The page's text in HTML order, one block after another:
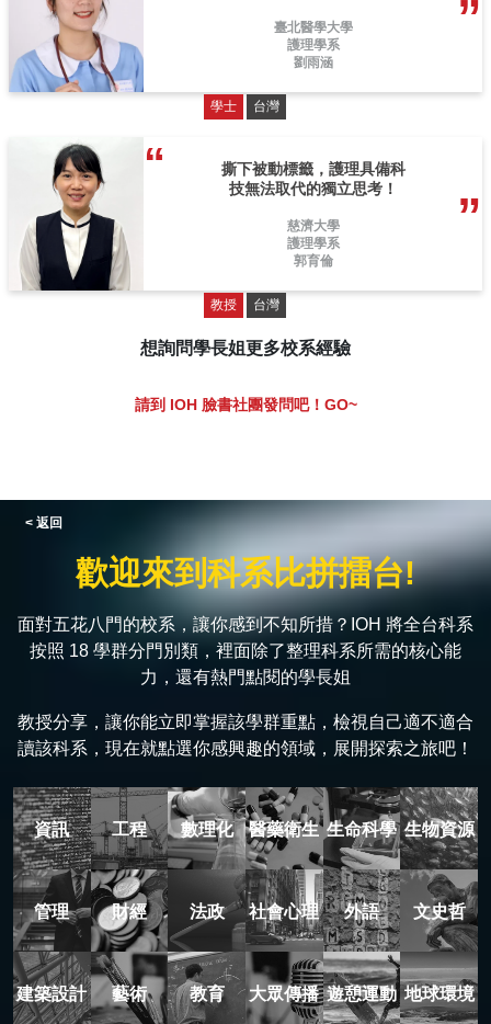
臺北醫學大學
護理學系
劉雨涵
學士 台灣
撕下被動標籤，護理具備科
技無法取代的獨立思考！
慈濟大學
護理學系
郭育倫
教授 台灣
想詢問學長姐更多校系經驗
請到 IOH 臉書社團發問吧！GO~
< 返回
歡迎來到科系比拼擂台!
面對五花八門的校系，讓你感到不知所措？IOH 將全台科系
按照 18 學群分門別類，裡面除了整理科系所需的核心能
力，還有熱門點閱的學長姐
教授分享，讓你能立即掌握該學群重點，檢視自己適不適合
讀該科系，現在就點選你感興趣的領域，展開探索之旅吧！
資訊 工程 數理化 醫藥衛生 生命科學 生物資源
管理 財經 法政 社會心理 外語 文史哲
建築設計 藝術 教育 大眾傳播 遊憩運動 地球環境